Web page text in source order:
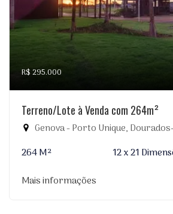
R$ 295.000
Terreno/Lote à Venda com 264m²
Genova - Porto Unique,
264 M²
12 x 21
Mais informações